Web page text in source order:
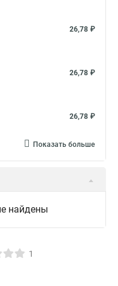
26,78 ₽
26,78 ₽
26,78 ₽
Показать больше
найдены
1